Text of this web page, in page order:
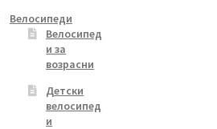
Велосипеди
Велосипед
и за
возрасни
Детски
велосипед
и